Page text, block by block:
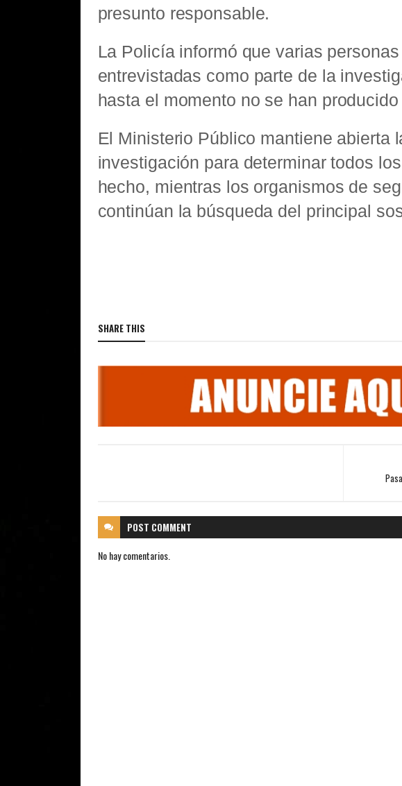
presunto responsable.
La Policía informó que varias
entrevistadas como parte de la
hasta el momento no se han
El Ministerio Público mantiene abierta
investigación para determinar todos
hecho, mientras los organismos de
continúan la búsqueda del principal
SHARE THIS
POST COMMENT
No hay comentarios.